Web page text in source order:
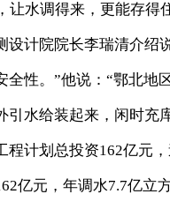
让水调得来，更能存得
计院院长李瑞清介绍
全性。”他说：“鄂北
引水给装起来，闲时充
计划总投资162亿元，
亿元，年调水7.7亿立